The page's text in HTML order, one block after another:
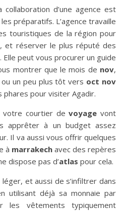
collaboration d’une agence est
préparatifs. L’agence travaille
touristiques de la région pour
et réserver le plus réputé des
. Elle peut vous procurer un guide
montrer que le mois de nov,
ou un peu plus tôt vers oct nov
phares pour visiter Agadir.
votre courtier devoyage vont
apprêter à un budget assez
Il va aussi vous offrir quelques
à marrakech avec des repères
dispose pas d’atlas pour cela.
et aussi de s’infiltrer dans
utilisant déjà sa monnaie par
les vêtements typiquement